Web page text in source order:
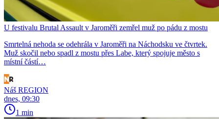
U festivalu Brutal Assault v Jaroměři zemřel muž po pádu z mostu
Smrtelná nehoda se odehrála v Jaroměři na Náchodsku ve čtvrtek.
Muž skočil nebo spadl z mostu přes Labe, který spojuje město s
místní částí…
Náš REGION
dnes, 09:30
1 min